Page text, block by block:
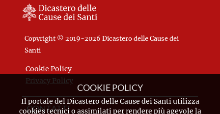
Copyright © 2019-2026 Dicastero delle Cause dei
Santi
Cookie Policy
Privacy Policy
CONTATTI
COOKIE POLICY
Il portale del Dicastero delle Cause dei Santi utilizza
cookies tecnici o assimilati per rendere più agevole la